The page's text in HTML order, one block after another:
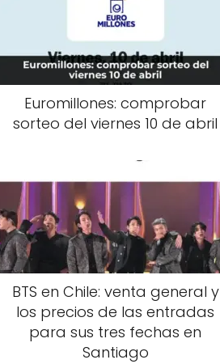
Euromillones: comprobar
sorteo del viernes 10 de abril
BTS en Chile: venta general y
los precios de las entradas
para sus tres fechas en
Santiago